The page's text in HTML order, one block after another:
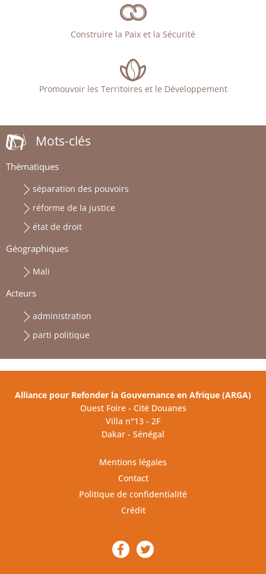
Construire la Paix et la Sécurité
Promouvoir les Territoires et le Développement
Mots-clés
Thématiques
séparation des pouvoirs
réforme de la justice
état de droit
Géographiques
Mali
Acteurs
administration
parti politique
Alliance pour Refonder la Gouvernance en Afrique (ARGA)
Ouest Foire - Cité Douanes
Villa n°13 - 2F
Dakar - Sénégal
Mentions légales
Contact
Politique de confidentialité
Crédit